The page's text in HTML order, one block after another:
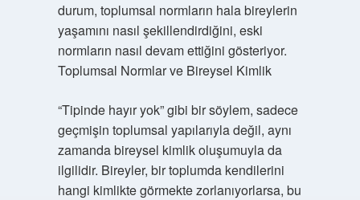
durum, toplumsal normların hala bireylerin
yaşamını nasıl şekillendirdiğini, eski
normların nasıl devam ettiğini gösteriyor.
Toplumsal Normlar ve Bireysel Kimlik
“Tipinde hayır yok” gibi bir söylem, sadece
geçmişin toplumsal yapılarıyla değil, aynı
zamanda bireysel kimlik oluşumuyla da
ilgilidir. Bireyler, bir toplumda kendilerini
hangi kimlikte görmekte zorlanıyorlarsa, bu